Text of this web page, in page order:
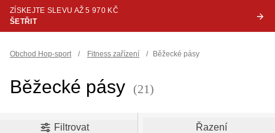
ZÍSKEJTE SLEVU AŽ 5 970 KČ
ŠETŘIT
Obchod Hop-sport / Fitness zařízení / Běžecké pásy
Běžecké pásy (21)
Filtrovat Řazení